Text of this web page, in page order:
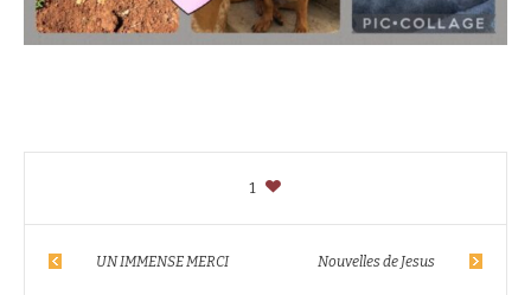
1
UN IMMENSE MERCI Nouvelles de Jesus